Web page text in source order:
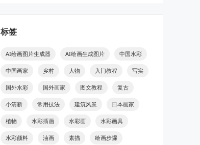
标签
AI绘画图片生成器 AI绘画生成图片 中国水彩
中国画家 乡村 人物 入门教程 写实
国外水彩 国外画家 图文教程 复古
小清新 常用技法 建筑风景 日本画家
植物 水彩插画 水彩画 水彩画具
水彩颜料 油画 素描 绘画步骤